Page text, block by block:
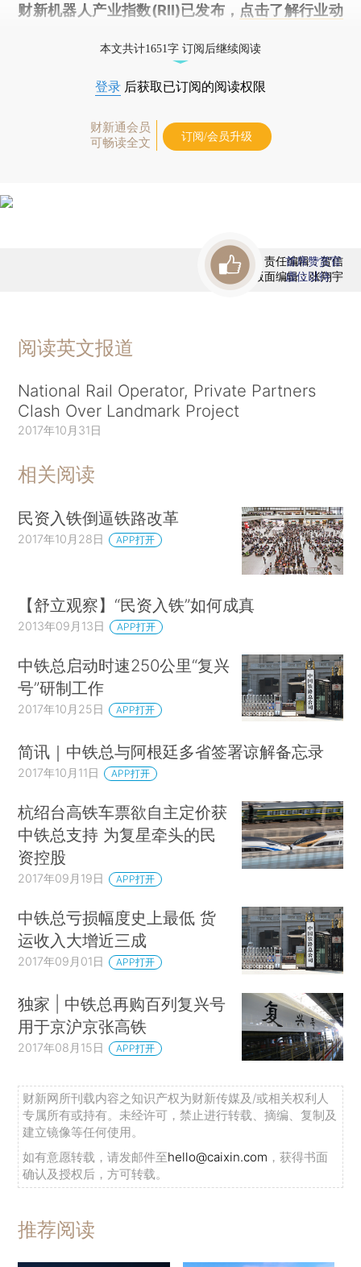
财新机器人产业指数(RII)已发布， 点击了解行业动
本文共计1651字 订阅后继续阅读
登录 后获取已订阅的阅读权限
财新通会员
可畅读全文
订阅/会员升级
责任编辑：贺信
版面编辑：张翔宇
首席赞赏官
虚位以待
阅读英文报道
National Rail Operator, Private Partners
Clash Over Landmark Project
2017年10月31日
相关阅读
民资入铁倒逼铁路改革
2017年10月28日 APP打开
【舒立观察】“民资入铁”如何成真
2013年09月13日 APP打开
中铁总启动时速250公里“复兴
号”研制工作
2017年10月25日 APP打开
简讯｜中铁总与阿根廷多省签署谅解备忘录
2017年10月11日 APP打开
杭绍台高铁车票欲自主定价获
中铁总支持 为复星牵头的民
资控股
2017年09月19日 APP打开
中铁总亏损幅度史上最低 货
运收入大增近三成
2017年09月01日 APP打开
独家 | 中铁总再购百列复兴号
用于京沪京张高铁
2017年08月15日 APP打开
财新网所刊载内容之知识产权为财新传媒及/或相关权利人
专属所有或持有。未经许可，禁止进行转载、摘编、复制及
建立镜像等任何使用。
如有意愿转载，请发邮件至hello@caixin.com ，获得书面
确认及授权后，方可转载。
推荐阅读